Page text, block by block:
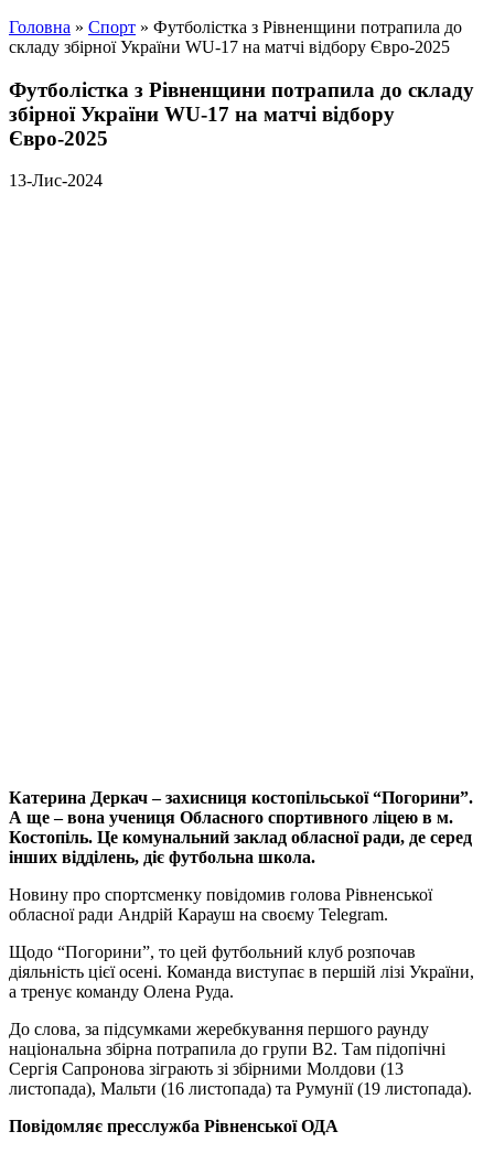
Головна » Спорт » Футболістка з Рівненщини потрапила до
складу збірної України WU-17 на матчі відбору Євро-2025
Футболістка з Рівненщини потрапила до складу
збірної України WU-17 на матчі відбору
Євро-2025
13-Лис-2024
Катерина Деркач – захисниця костопільської “Погорини”.
А ще – вона учениця Обласного спортивного ліцею в м.
Костопіль. Це комунальний заклад обласної ради, де серед
інших відділень, діє футбольна школа.
Новину про спортсменку повідомив голова Рівненської
обласної ради Андрій Карауш на своєму Telegram.
Щодо “Погорини”, то цей футбольний клуб розпочав
діяльність цієї осені. Команда виступає в першій лізі України,
а тренує команду Олена Руда.
До слова, за підсумками жеребкування першого раунду
національна збірна потрапила до групи В2. Там підопічні
Сергія Сапронова зіграють зі збірними Молдови (13
листопада), Мальти (16 листопада) та Румунії (19 листопада).
Повідомляє пресслужба Рівненської ОДА